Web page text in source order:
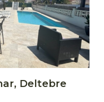
Deltebre